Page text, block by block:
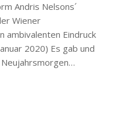
Andris Nelsons´
Wiener
ambivalenten Eindruck
2020) Es gab und